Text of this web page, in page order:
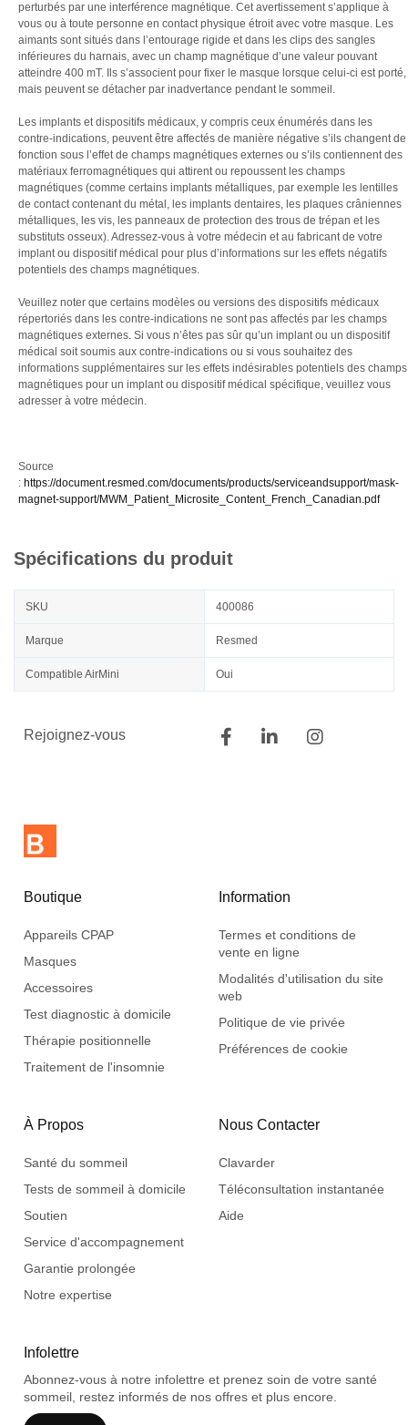
perturbés par une interférence magnétique. Cet avertissement s’applique à
vous ou à toute personne en contact physique étroit avec votre masque. Les
aimants sont situés dans l’entourage rigide et dans les clips des sangles
inférieures du harnais, avec un champ magnétique d’une valeur pouvant
atteindre 400 mT. Ils s’associent pour fixer le masque lorsque celui-ci est porté,
mais peuvent se détacher par inadvertance pendant le sommeil.
Les implants et dispositifs médicaux, y compris ceux énumérés dans les
contre-indications, peuvent être affectés de manière négative s’ils changent de
fonction sous l’effet de champs magnétiques externes ou s’ils contiennent des
matériaux ferromagnétiques qui attirent ou repoussent les champs
magnétiques (comme certains implants métalliques, par exemple les lentilles
de contact contenant du métal, les implants dentaires, les plaques crâniennes
métalliques, les vis, les panneaux de protection des trous de trépan et les
substituts osseux). Adressez-vous à votre médecin et au fabricant de votre
implant ou dispositif médical pour plus d’informations sur les effets négatifs
potentiels des champs magnétiques.
Veuillez noter que certains modèles ou versions des dispositifs médicaux
répertoriés dans les contre-indications ne sont pas affectés par les champs
magnétiques externes. Si vous n’êtes pas sûr qu’un implant ou un dispositif
médical soit soumis aux contre-indications ou si vous souhaitez des
informations supplémentaires sur les effets indésirables potentiels des champs
magnétiques pour un implant ou dispositif médical spécifique, veuillez vous
adresser à votre médecin.
Source
: https://document.resmed.com/documents/products/serviceandsupport/mask-
magnet-support/MWM_Patient_Microsite_Content_French_Canadian.pdf
Spécifications du produit
SKU 400086
Marque Resmed
Compatible AirMini Oui
Rejoignez-vous
Boutique
Appareils CPAP
Masques
Accessoires
Test diagnostic à domicile
Thérapie positionnelle
Traitement de l'insomnie
Information
Termes et conditions de
vente en ligne
Modalités d'utilisation du site
web
Politique de vie privée
Préférences de cookie
À Propos
Santé du sommeil
Tests de sommeil à domicile
Soutien
Service d'accompagnement
Garantie prolongée
Notre expertise
Nous Contacter
Clavarder
Téléconsultation instantanée
Aide
Infolettre
Abonnez-vous à notre infolettre et prenez soin de votre santé
sommeil, restez informés de nos offres et plus encore.